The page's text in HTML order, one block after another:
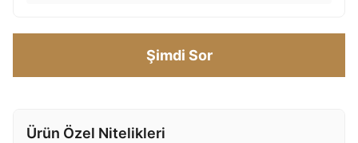
Şimdi Sor
Ürün Özel Nitelikleri